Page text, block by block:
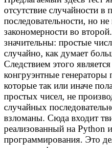
отсутствие случайности в
последовательности, но
закономерности во
значительны: простые
случайно, как думает
Следствием этого
конгруэнтные генераторы
которые так или иначе
простых чисел, не
случайных
взломаны. Сюда входит
реализованный на Python
программирования. Это